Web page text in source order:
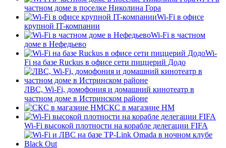
частном доме в поселке Николина Гора
Wi-Fi в офисе
крупной IT-компании
Wi-Fi в частном
доме в Нефедьево
Wi-
Fi на базе Ruckus в офисе сети пиццерий Додо
ЛВС, Wi-Fi, домофония и домашний кинотеатр в
частном доме в Истринском районе
СКС в магазине HM
Wi-Fi высокой плотности на корабле делегации FIFA